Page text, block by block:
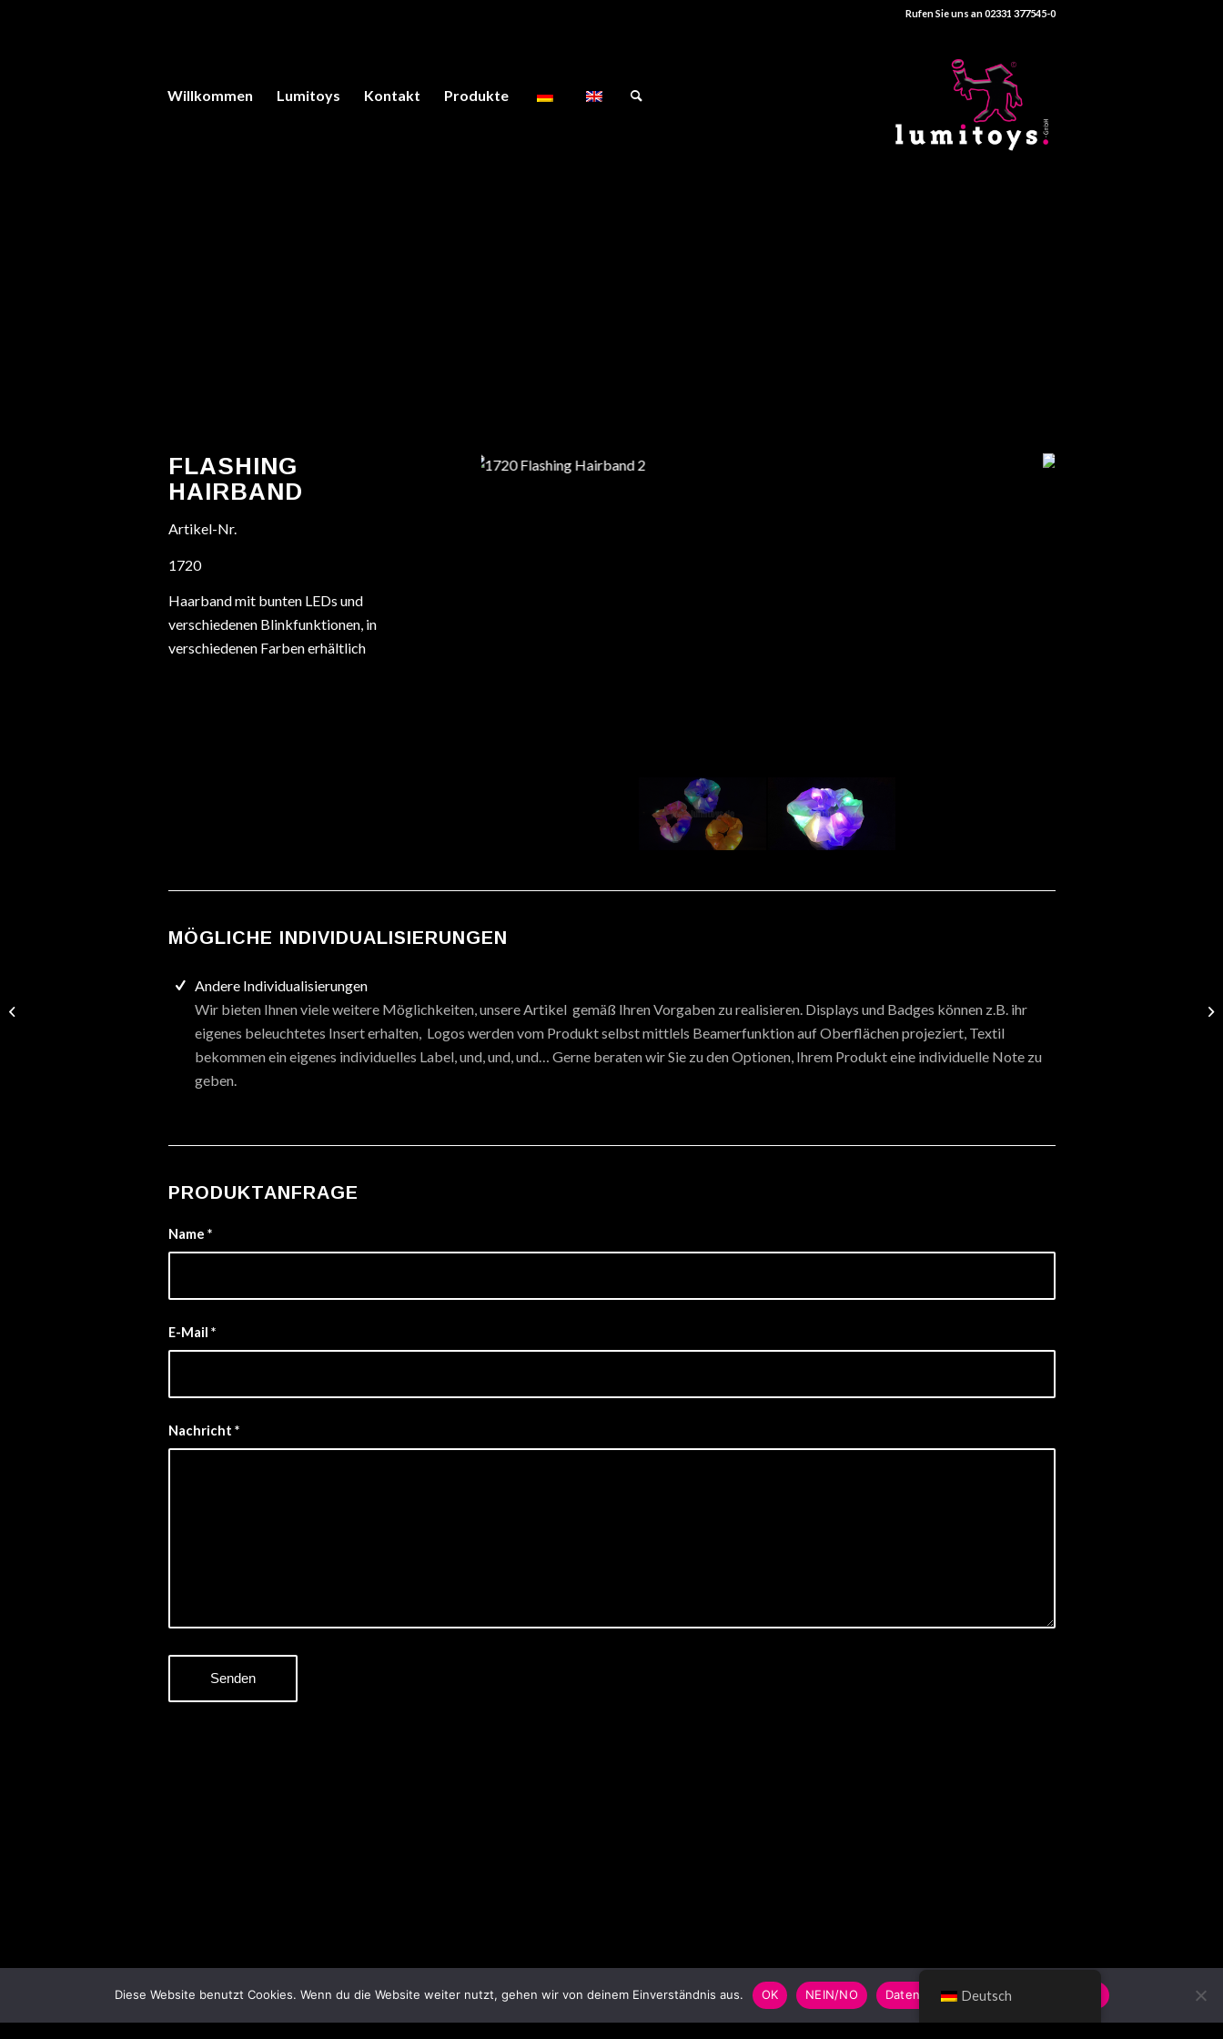
Rufen Sie uns an 02331 377545-0
Willkommen Lumitoys Kontakt Produkte
FLASHING
HAIRBAND
Artikel-Nr.
1720
Haarband mit bunten LEDs und
verschiedenen Blinkfunktionen, in
verschiedenen Farben erhältlich
MÖGLICHE INDIVIDUALISIERUNGEN
Andere Individualisierungen
Wir bieten Ihnen viele weitere Möglichkeiten, unsere Artikel gemäß Ihren Vorgaben zu realisieren. Displays und Badges können z.B. ihr
eigenes beleuchtetes Insert erhalten, Logos werden vom Produkt selbst mittlels Beamerfunktion auf Oberflächen projeziert, Textil
bekommen ein eigenes individuelles Label, und, und, und… Gerne beraten wir Sie zu den Optionen, Ihrem Produkt eine individuelle Note zu
geben.
PRODUKTANFRAGE
Name *
E-Mail *
Nachricht *
Deutsch
Diese Website benutzt Cookies. Wenn du die Website weiter nutzt, gehen wir von deinem Einverständnis aus. OK NEIN/NO Datenschutzerklärung/Privacy Policy